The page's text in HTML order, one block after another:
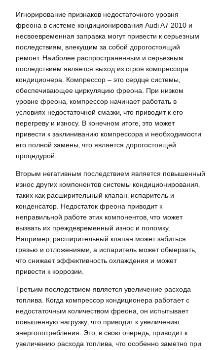
Игнорирование признаков недостаточного уровня
фреона в системе кондиционирования Audi A7 2010 и
несвоевременная заправка могут привести к серьезным
последствиям‚ влекущим за собой дорогостоящий
ремонт. Наиболее распространенным и серьезным
последствием является выход из строя компрессора
кондиционера. Компрессор – это сердце системы‚
обеспечивающее циркуляцию фреона. При низком
уровне фреона‚ компрессор начинает работать в
условиях недостаточной смазки‚ что приводит к его
перегреву и износу. В конечном итоге‚ это может
привести к заклиниванию компрессора и необходимости
его полной замены‚ что является дорогостоящей
процедурой.
Вторым негативным последствием является повышенный
износ других компонентов системы кондиционирования‚
таких как расширительный клапан‚ испаритель и
конденсатор. Недостаток фреона приводит к
неправильной работе этих компонентов‚ что может
вызвать их преждевременный износ и поломку.
Например‚ расширительный клапан может забиться
грязью и отложениями‚ а испаритель может обмерзать‚
что снижает эффективность охлаждения и может
привести к коррозии.
Третьим последствием является увеличение расхода
топлива. Когда компрессор кондиционера работает с
недостаточным количеством фреона‚ он испытывает
повышенную нагрузку‚ что приводит к увеличению
энергопотребления. Это‚ в свою очередь‚ приводит к
увеличению расхода топлива‚ что особенно заметно при